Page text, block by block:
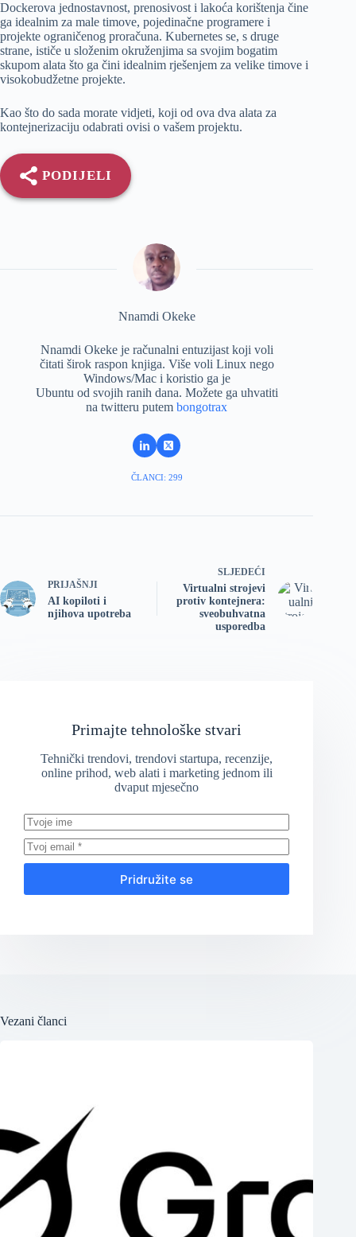
Dockerova jednostavnost, prenosivost i lakoća korištenja čine
ga idealnim za male timove, pojedinačne programere i
projekte ograničenog proračuna. Kubernetes se, s druge
strane, ističe u složenim okruženjima sa svojim bogatim
skupom alata što ga čini idealnim rješenjem za velike timove i
visokobudžetne projekte.
Kao što do sada morate vidjeti, koji od ova dva alata za
kontejnerizaciju odabrati ovisi o vašem projektu.
PODIJELI
Nnamdi Okeke
Nnamdi Okeke je računalni entuzijast koji voli
čitati širok raspon knjiga. Više voli Linux nego
Windows/Mac i koristio ga je
Ubuntu od svojih ranih dana. Možete ga uhvatiti
na twitteru putembongotrax
ČLANCI: 299
PRIJAŠNJI
AI kopiloti i
njihova upotreba
SLJEDEĆI
Virtualni strojevi
protiv kontejnera:
sveobuhvatna
usporedba
Primajte tehnološke stvari
Tehnički trendovi, trendovi startupa, recenzije,
online prihod, web alati i marketing jednom ili
dvaput mjesečno
Pridružite se
Vezani članci